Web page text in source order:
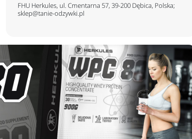
FHU Herkules, ul. Cmentarna 57, 39-200 Dębica, Polska;
sklep@tanie-odzywki.pl